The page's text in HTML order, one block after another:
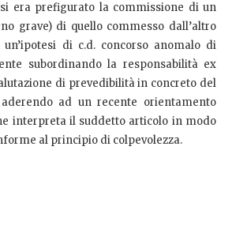
era prefigurato la commissione di un
grave) di quello commesso dall’altro
di c.d. concorso anomalo di
subordinando la responsabilità ex
di prevedibilità in concreto del
ad un recente orientamento
interpreta il suddetto articolo in modo
al principio di colpevolezza.